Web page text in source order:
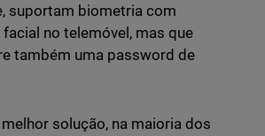
suportam biometria com
no telemóvel, mas que
também uma password de
solução, na maioria dos